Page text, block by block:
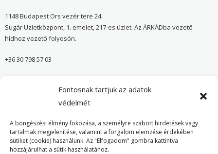
Fontosnak tartjuk az adatok
védelmét
A böngészési élmény fokozása, a személyre szabott hirdetések vagy
tartalmak megjelenítése, valamint a forgalom elemzése érdekében
sütiket (cookie) használunk. Az "Elfogadom" gombra kattintva
hozzájárulhat a sütik használatához.
1148 Budapest Örs vezér tere 24.
Sugár Üzletközpont, 1. emelet, 217-es üzlet. Az ÁRKÁDba vezető
hídhoz vezető folyosón.
+36 30 798 57 03
Önvédelmi Bolt – Főoldal